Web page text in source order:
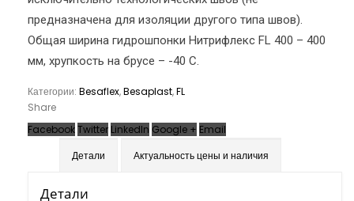
предназначена для изоляции другого типа швов).
Общая ширина гидрошпонки Нитрифлекс FL 400 – 400
мм, хрупкость на брусе – -40 С.
Категории: Besaflex,Besaplast,FL
Share
FacebookTwitter LinkedIn Google + Email
Детали
Актуальность цены и наличия
Детали